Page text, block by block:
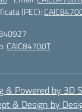
(PEC):
CAIC84700T
& Powered by 3D
& Design by